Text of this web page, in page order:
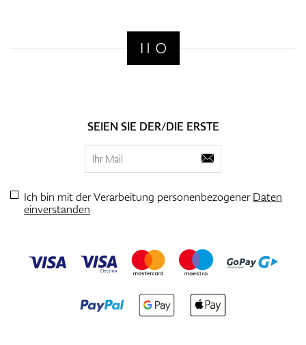
SEIEN SIE DER/DIE ERSTE
Ich bin mit der Verarbeitung personenbezogenerDaten
einverstanden